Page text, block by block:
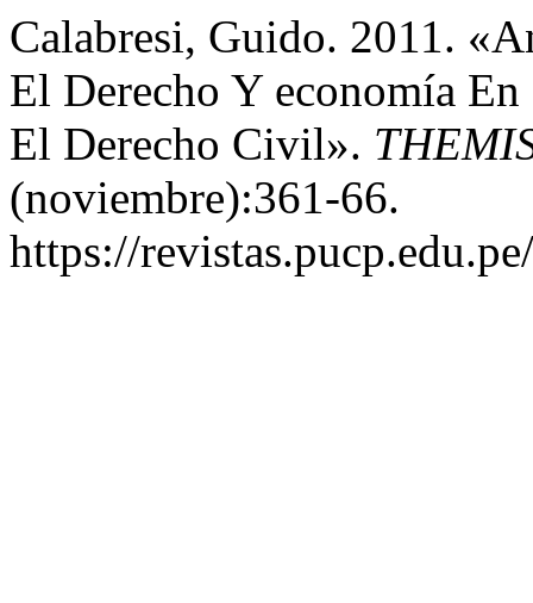
Calabresi, Guido. 2011.
El Derecho Y economía
El Derecho Civil».
(noviembre):361-66.
https://